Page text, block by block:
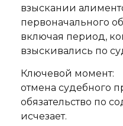
взыскании
первоначального
включая период,
взыскивались по
Ключевой момент:
отмена судебного
обязательство по
исчезает.